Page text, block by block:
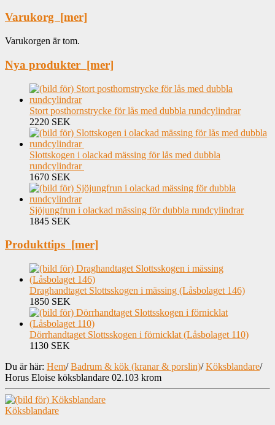
Varukorg [mer]
Varukorgen är tom.
Nya produkter [mer]
Stort posthornstrycke för lås med dubbla rundcylindrar
2220 SEK
Slottskogen i olackad mässing för lås med dubbla
rundcylindrar
1670 SEK
Sjöjungfrun i olackad mässing för dubbla rundcylindrar
1845 SEK
Produkttips [mer]
Draghandtaget Slottsskogen i mässing (Låsbolaget 146)
1850 SEK
Dörrhandtaget Slottsskogen i förnicklat (Låsbolaget 110)
1130 SEK
Du är här: Hem/ Badrum & kök (kranar & porslin)/ Köksblandare/
Horus Eloise köksblandare 02.103 krom
Köksblandare